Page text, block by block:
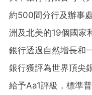
約500間分行及辦事
洲及北美的19個國家
銀行透過自然增長和
銀行獲評為世界頂尖
給予Aa1評級，標準